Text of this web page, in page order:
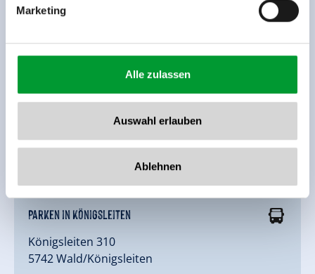
Marketing
Alle zulassen
Auswahl erlauben
Ablehnen
Parken in Königsleiten
Königsleiten 310
5742 Wald/Königsleiten